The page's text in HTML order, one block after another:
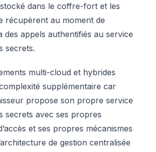
dans le coffre-fort et les
récupèrent au moment de
des appels authentifiés au service
secrets.
multi-cloud et hybrides
supplémentaire car
propose son propre service
secrets avec ses propres
et ses propres mécanismes
de gestion centralisée